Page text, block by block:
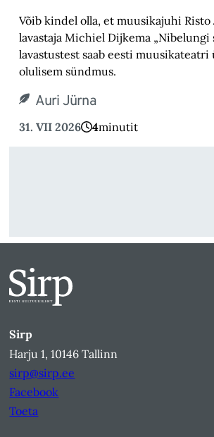
Võib kindel olla, et muusikajuhi Risto
lavastaja Michiel Dijkema „Nibelungi
lavastustest saab eesti muusikateatri
olulisem sündmus.
Auri Jürna
31. VII 2026 4minutit
Sirp
Harju 1, 10146 Tallinn
sirp@sirp.ee
Facebook
Toeta